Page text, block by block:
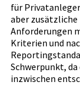
für
aber
Anforderungen
Kriterien und
Schwerpunkt,
inzwischen